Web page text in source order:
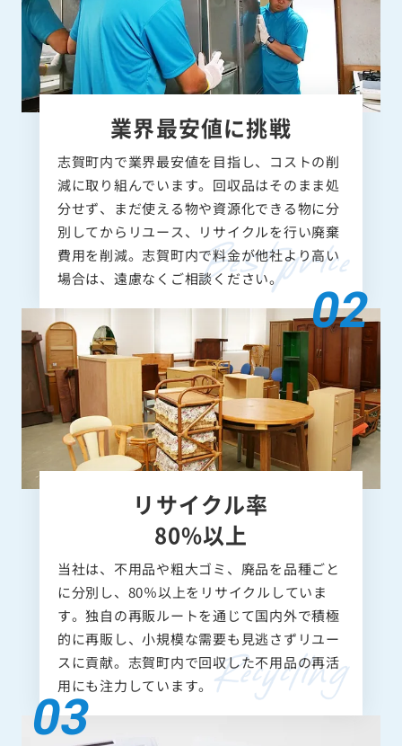
業界最安値に挑戦
志賀町内で業界最安値を目指し、コストの削
減に取り組んでいます。回収品はそのまま処
分せず、まだ使える物や資源化できる物に分
別してからリユース、リサイクルを行い廃棄
費用を削減。志賀町内で料金が他社より高い
場合は、遠慮なくご相談ください。
リサイクル率
80%以上
当社は、不用品や粗大ゴミ、廃品を品種ごと
に分別し、80％以上をリサイクルしていま
す。独自の再販ルートを通じて国内外で積極
的に再販し、小規模な需要も見逃さずリユー
スに貢献。志賀町内で回収した不用品の再活
用にも注力しています。